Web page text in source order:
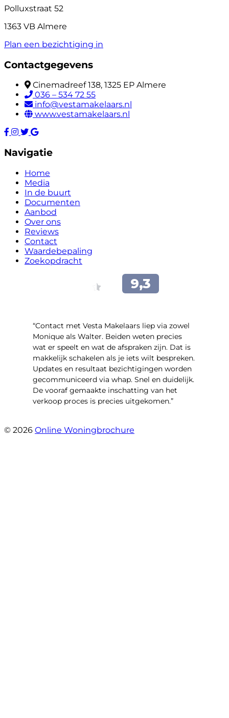
Polluxstraat 52
1363 VB Almere
Plan een bezichtiging in
Contactgegevens
Cinemadreef 138, 1325 EP Almere
036 – 534 72 55
info@vestamakelaars.nl
www.vestamakelaars.nl
Navigatie
Home
Media
In de buurt
Documenten
Aanbod
Over ons
Reviews
Contact
Waardebepaling
Zoekopdracht
“Contact met Vesta Makelaars liep via zowel
Monique als Walter. Beiden weten precies
wat er speelt en wat de afspraken zijn. Dat is
makkelijk schakelen als je iets wilt bespreken.
Updates en resultaat bezichtigingen worden
gecommuniceerd via whap. Snel en duidelijk.
De vooraf gemaakte inschatting van het
verkoop proces is precies uitgekomen.”
© 2026 Online Woningbrochure